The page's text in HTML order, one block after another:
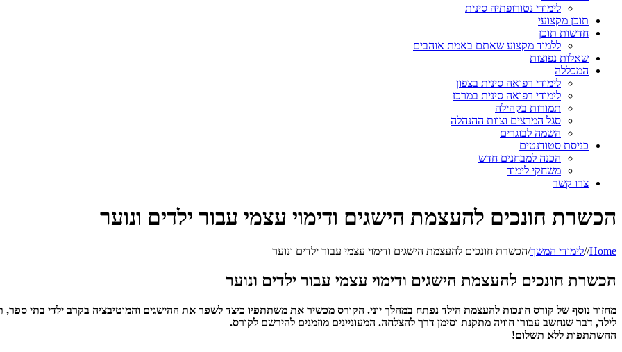
לימודי נטורופתיה סינית
תוכן מקצועי
חדשות תוכן
ללמוד מקצוע שאתם באמת אוהבים
שאלות נפוצות
המכללה
לימודי רפואה סינית בצפון
לימודי רפואה סינית במרכז
תמורות בקהילה
סגל המרצים וצוות ההנהלה
השמה לבוגרים
כניסת סטודנטים
הכנה למבחנים חדש
משחקי לימוד
צרו קשר
הכשרת חונכים להעצמת הישגים ודימוי עצמי עבור ילדים ונוער
Home
/
/לימודי המשך/הכשרת חונכים להעצמת הישגים ודימוי עצמי עבור ילדים ונוער
הכשרת חונכים להעצמת הישגים ודימוי עצמי עבור ילדים ונוער
מחזור נוסף של קורס חונכות להעצמת הילד נפתח במהלך יוני. הקורס מכשיר את משתתפיו כיצד לשפר את ההישגים והמוטיבציה בקרב ילדי בתי
לילד, דבר שנחשב עבורו חוויה מתקנת וסימן דרך להצלחה. המעוניינים מוזמנים להירשם לקורס.
ההשתתפות ללא תשלום!